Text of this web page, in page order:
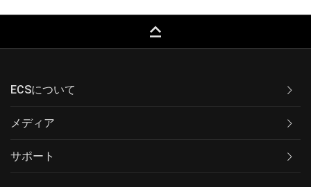
keyboard_capslock
ECSについて
メディア
サポート